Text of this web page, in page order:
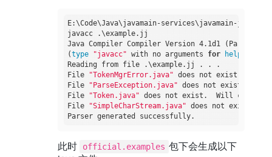
E:\Code\Java\javamain-services\javamain-
javacc .\example.jj
Java Compiler Compiler Version 4.1d1 (Parser
(type "javacc" with no arguments for help
Reading from file .\example.jj . . .
File
"TokenMgrError.java" does not exist.  Will
File
"ParseException.java" does not exist.  Will
File
"Token.java" does not exist.  Will create
File
"SimpleCharStream.java" does not exist.
此时 official.examples 包下会生成以下